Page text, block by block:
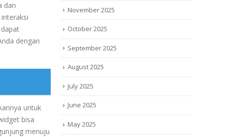
dan
dengan
untuk
bisa
menuju
November 2025
October 2025
September 2025
August 2025
July 2025
June 2025
May 2025